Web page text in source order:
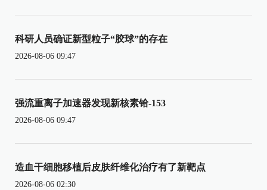
科研人员确证新型粒子“胶球”的存在
2026-08-06 09:47
强流重离子加速器发现新核素铪-153
2026-08-06 09:47
造血干细胞移植后皮肤纤维化治疗有了新靶点
2026-08-06 02:30